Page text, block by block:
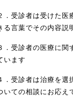
．受診者は受けた医
る言葉でその内容説
．受診者の医療に関
います
．受診者は治療を選
いての相談にお応え